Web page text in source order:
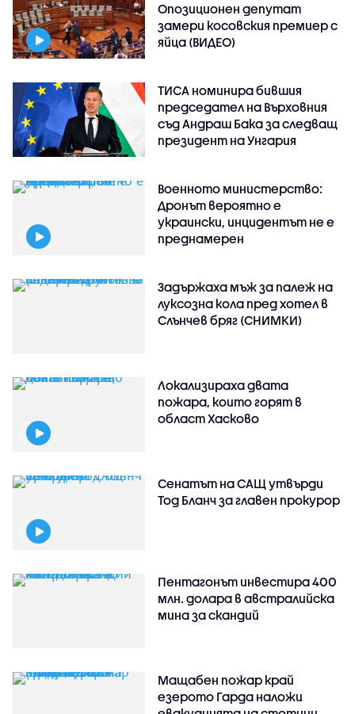
Опозиционен депутат
замери косовския премиер с
яйца (ВИДЕО)
ТИСА номинира бившия
председател на Върховния
съд Андраш Бака за следващ
президент на Унгария
Военното министерство:
Дронът вероятно е
украински, инцидентът не е
преднамерен
Задържаха мъж за палеж на
луксозна кола пред хотел в
Слънчев бряг (СНИМКИ)
Локализираха двата
пожара, които горят в
област Хасково
Сенатът на САЩ утвърди
Тод Бланч за главен прокурор
Пентагонът инвестира 400
млн. долара в австралийска
мина за скандий
Мащабен пожар край
езерото Гарда наложи